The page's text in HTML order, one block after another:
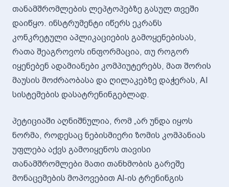
თანამშრომლების ლეპტოპებზე გასულ თვეში
დაიწყო. ინსტრუმენტი იწერს ეკრანს
კონკრეტული აპლიკაციების გამოყენებისას,
რათა შეაგროვოს ინფორმაცია, თუ როგორ
იყენებენ ადამიანები კომპიუტერებს, მათ შორის
მაუსის მოძრაობასა და ღილაკებზე დაჭერას, AI
სისტემების დასატრენინგებლად.
პეტიციაში აღნიშნულია, რომ „არ უნდა იყოს
ნორმა, როდესაც ნებისმიერი ზომის კომპანიას
უფლება აქვს გამოიყენოს თავისი
თანამშრომლები მათი თანხმობის გარეშე
მონაცემების მოპოვებით Al-ის ტრენინგის